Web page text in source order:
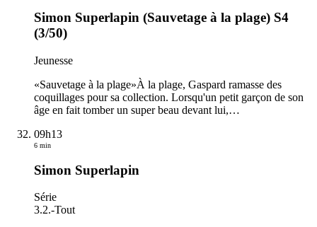
Simon Superlapin (Sauvetage à la plage) S4
(3/50)
Jeunesse
«Sauvetage à la plage»À la plage, Gaspard ramasse des
coquillages pour sa collection. Lorsqu'un petit garçon de son
âge en fait tomber un super beau devant lui,…
09h13
6 min
Simon Superlapin
Série
3.2.-Tout